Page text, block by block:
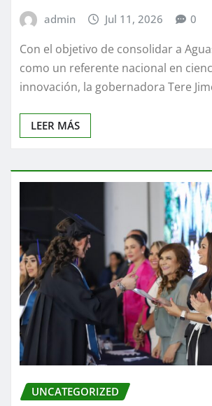
admin Jul 11, 2026 0
Con el objetivo de consolidar a
como un referente nacional en
innovación, la gobernadora Tere
LEER MÁS
UNCATEGORIZED